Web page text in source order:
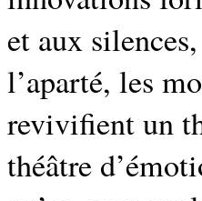
et aux
l’aparté, les
revivifient un
théâtre